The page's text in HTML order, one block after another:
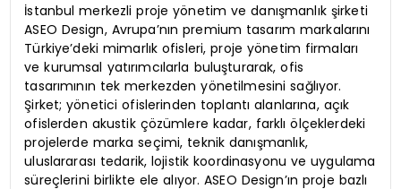
İstanbul merkezli proje yönetim ve danışmanlık şirketi
ASEO Design, Avrupa’nın premium tasarım markalarını
Türkiye’deki mimarlık ofisleri, proje yönetim firmaları
ve kurumsal yatırımcılarla buluşturarak, ofis
tasarımının tek merkezden yönetilmesini sağlıyor.
Şirket; yönetici ofislerinden toplantı alanlarına, açık
ofislerden akustik çözümlere kadar, farklı ölçeklerdeki
projelerde marka seçimi, teknik danışmanlık,
uluslararası tedarik, lojistik koordinasyonu ve uygulama
süreçlerini birlikte ele alıyor. ASEO Design’ın proje bazlı